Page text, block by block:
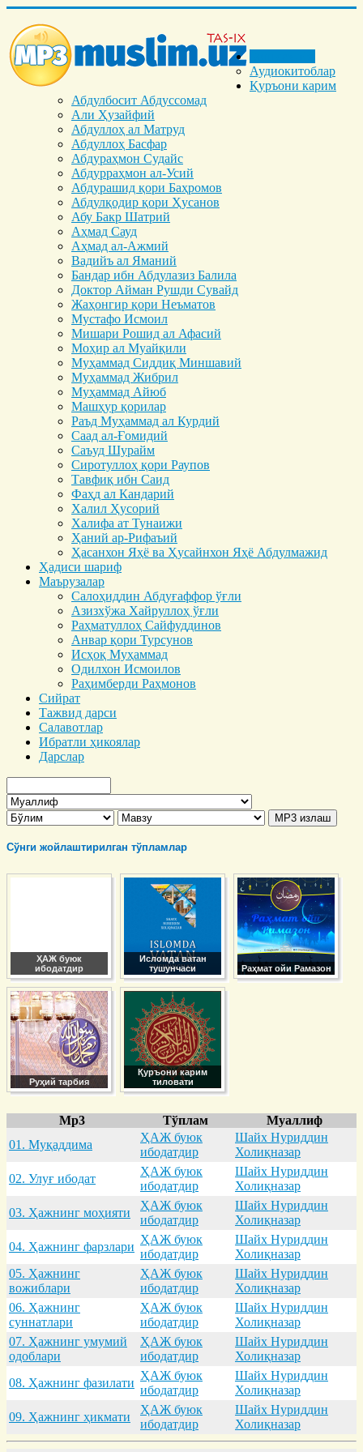
Аудиокитоблар
Қуръони карим
Абдулбосит Абдуссомад
Али Ҳузайфий
Абдуллоҳ ал Матруд
Абдуллоҳ Басфар
Абдураҳмон Судайс
Абдурраҳмон ал-Усий
Абдурашид қори Баҳромов
Абдулқодир қори Ҳусанов
Абу Бакр Шатрий
Аҳмад Сауд
Аҳмад ал-Ажмий
Вадийъ ал Яманий
Бандар ибн Абдулазиз Балила
Доктор Айман Рушди Сувайд
Жаҳонгир қори Неъматов
Мустафо Исмоил
Мишари Рошид ал Афасий
Моҳир ал Муайқили
Муҳаммад Cиддиқ Миншавий
Муҳаммад Жибрил
Муҳаммад Айюб
Машҳур қорилар
Раъд Муҳаммад ал Курдий
Саад ал-Ғомидий
Саъуд Шурайм
Сиротуллоҳ қори Раупов
Тавфиқ ибн Саид
Фаҳд ал Кандарий
Халил Ҳусорий
Халифа ат Тунаижи
Ҳаний ар-Рифаъий
Ҳасанхон Яҳё ва Ҳусайнхон Яҳё Абдулмажид
Ҳадиси шариф
Маърузалар
Салоҳиддин Абдуғаффор ўғли
Азизхўжа Хайруллоҳ ўғли
Раҳматуллоҳ Сайфуддинов
Анвар қори Турсунов
Исҳоқ Муҳаммад
Одилхон Исмоилов
Раҳимберди Раҳмонов
Сийрат
Тажвид дарси
Салавотлар
Ибратли ҳикоялар
Дарслар
Сўнги жойлаштирилган тўпламлар
ҲАЖ буюк
ибодатдир
Исломда ватан
тушунчаси
Раҳмат ойи Рамазон
Руҳий тарбия
Қуръони карим
тиловати
Mp3 Тўплам
Муаллиф
01. Муқaддимa
ҲАЖ буюк
ибодатдир
Шайх Нуриддин
Холиқназар
02. Улуғ ибодaт
ҲАЖ буюк
ибодатдир
Шайх Нуриддин
Холиқназар
03. Ҳaжнинг моҳияти
ҲАЖ буюк
ибодатдир
Шайх Нуриддин
Холиқназар
04. Ҳaжнинг фaрзлaри
ҲАЖ буюк
ибодатдир
Шайх Нуриддин
Холиқназар
05. Ҳaжнинг
вожиблaри
ҲАЖ буюк
ибодатдир
Шайх Нуриддин
Холиқназар
06. Ҳaжнинг
суннaтлaри
ҲАЖ буюк
ибодатдир
Шайх Нуриддин
Холиқназар
07. Ҳaжнинг умумий
одоблaри
ҲАЖ буюк
ибодатдир
Шайх Нуриддин
Холиқназар
08. Ҳaжнинг фaзилaти
ҲАЖ буюк
ибодатдир
Шайх Нуриддин
Холиқназар
09. Ҳaжнинг ҳикмaти
ҲАЖ буюк
ибодатдир
Шайх Нуриддин
Холиқназар